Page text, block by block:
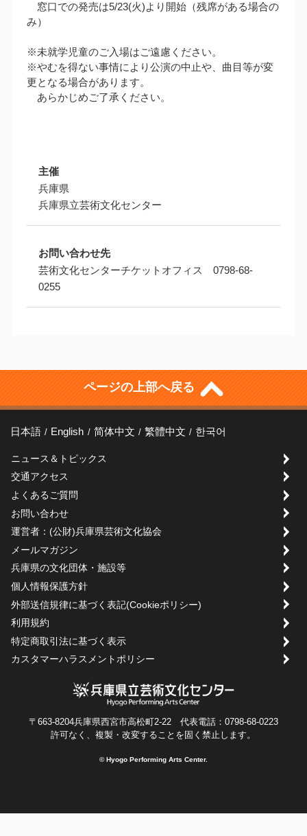
窓口での発売は5/23(火)より開始（残席がある場合の
み）
※未就学児童のご入場はご遠慮ください。
※やむを得ない事情により公演の中止や、曲目等が変
更となる場合があります。
あらかじめご了承ください。
主催
兵庫県
兵庫県立芸術文化センター
お問い合わせ先
芸術文化センターチケットオフィス 0798-68-
0255
ページの上部へ戻る
日本語 English 简体中文 繁體中文 한국어
ニュース＆トピックス
交通アクセス
よくあるご質問
お問い合わせ
運営者：(公財)兵庫県芸術文化協会
メールマガジン
兵庫県の文化団体・施設等
個人情報保護方針
外部送信規律に基づく表記(Cookieポリシー)
利用規約
特定商取引法に基づく表示
カスタマーハラスメントポリシー
〒663-8204兵庫県西宮市高松町2-22 代表電話：0798-68-0223
許可なく、複製・改変することを固く禁止します。
© Hyogo Performing Arts Center.